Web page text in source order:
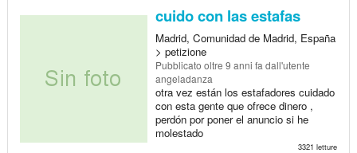
cuido con las estafas
Madrid, Comunidad de Madrid, España
> petizione
Pubblicato oltre 9 anni fa dall'utente
angeladanza
otra vez están los estafadores cuidado
con esta gente que ofrece dinero ,
perdón por poner el anuncio si he
molestado
3321 letture